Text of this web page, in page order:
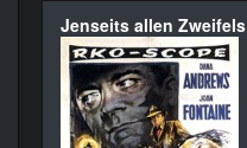
Jenseits allen Zweifels